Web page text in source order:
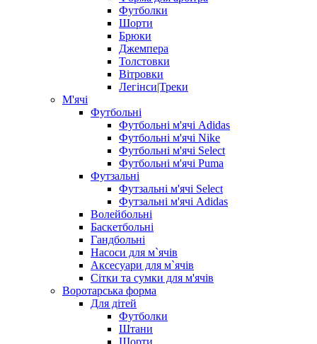
Футболки
Шорти
Брюки
Джемпера
Толстовки
Вітровки
Легінси|Треки
М'ячі
Футбольні
Футбольні м'ячі Adidas
Футбольні м'ячі Nike
Футбольні м'ячі Select
Футбольні м'ячі Puma
Футзальні
Футзальні м'ячі Select
Футзальні м'ячі Adidas
Волейбольні
Баскетбольні
Гандбольні
Насоси для м`ячів
Аксесуари для м`ячів
Сітки та сумки для м'ячів
Воротарська форма
Для дітей
Футболки
Штани
Шорти